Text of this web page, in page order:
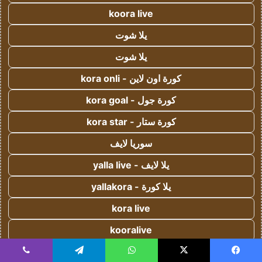
koora live
يلا شوت
يلا شوت
كورة اون لاين - kora onli
كورة جول - kora goal
كورة ستار - kora star
سوريا لايف
يلا لايف - yalla live
يلا كورة - yallakora
kora live
kooralive
koora 365